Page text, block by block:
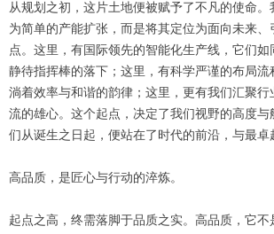
从规划之初，这片土地便被赋予了不凡的使命
为简单的产能扩张，而是将其定位为面向未来、
点。这里，有国际领先的智能化生产线，它们如
静待指挥棒的落下；这里，有科学严谨的布局
淌着效率与和谐的韵律；这里，更有我们汇聚
流的雄心。这个起点，决定了我们视野的高度
们从诞生之日起，便站在了时代的前沿，与最卓
高品质，是匠心与行动的淬炼。
起点之高，终需落脚于品质之实。高品质，它不